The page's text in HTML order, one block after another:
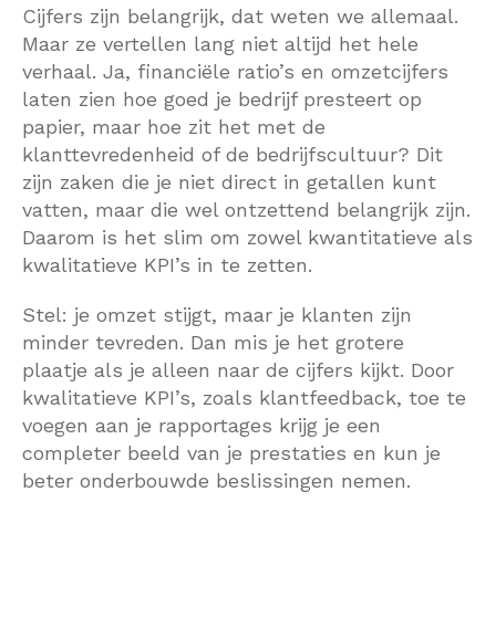
Cijfers zijn belangrijk, dat weten we allemaal.
Maar ze vertellen lang niet altijd het hele
verhaal. Ja, financiële ratio’s en omzetcijfers
laten zien hoe goed je bedrijf presteert op
papier, maar hoe zit het met de
klanttevredenheid of de bedrijfscultuur? Dit
zijn zaken die je niet direct in getallen kunt
vatten, maar die wel ontzettend belangrijk zijn.
Daarom is het slim om zowel kwantitatieve als
kwalitatieve KPI’s in te zetten.
Stel: je omzet stijgt, maar je klanten zijn
minder tevreden. Dan mis je het grotere
plaatje als je alleen naar de cijfers kijkt. Door
kwalitatieve KPI’s, zoals klantfeedback, toe te
voegen aan je rapportages krijg je een
completer beeld van je prestaties en kun je
beter onderbouwde beslissingen nemen.